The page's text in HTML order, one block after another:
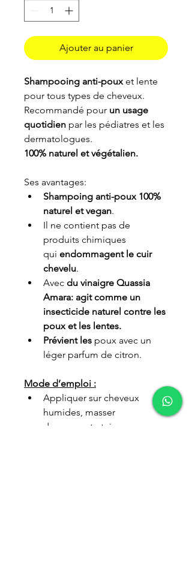
Ajouter au panier
Shampooing anti-poux et lente
pour tous types de cheveux.
Recommandé pour un usage
quotidien par les pédiatres et les
dermatologues.
100% naturel et végétalien.
Ses avantages:
Shampoing anti-poux 100%
naturel et vegan.
Il ne contient pas de
produits chimiques
qui endommagent le cuir
chevelu.
Avec du vinaigre Quassia
Amara: agit comme un
insecticide naturel contre les
poux et les lentes.
Prévient les poux avec un
léger parfum de citron.
Mode d’emploi :
Appliquer sur cheveux
humides, masser
doucement et rincer.